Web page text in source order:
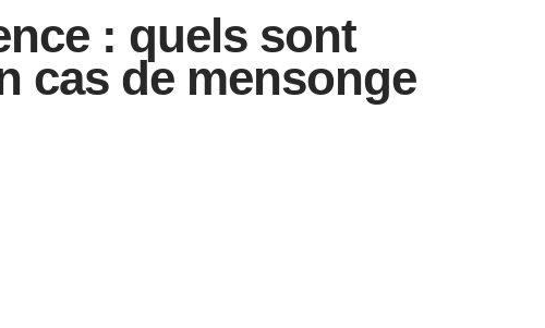
: quels sont
cas de mensonge